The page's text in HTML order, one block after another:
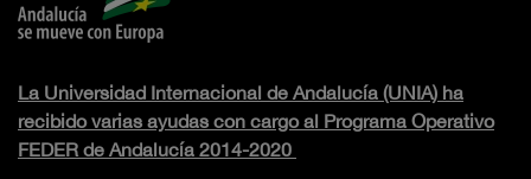
La Universidad Internacional de Andalucía (UNIA) ha
recibido varias ayudas con cargo al Programa Operativo
FEDER de Andalucía 2014-2020